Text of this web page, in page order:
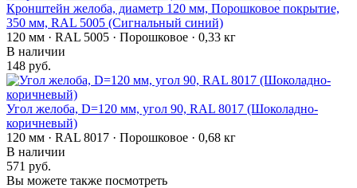
Кронштейн желоба, диаметр 120 мм, Порошковое покрытие,
350 мм, RAL 5005 (Сигнальный синий)
120 мм · RAL 5005 · Порошковое · 0,33 кг
В наличии
148 руб.
Угол желоба, D=120 мм, угол 90, RAL 8017 (Шоколадно-
коричневый)
120 мм · RAL 8017 · Порошковое · 0,68 кг
В наличии
571 руб.
Вы можете также посмотреть